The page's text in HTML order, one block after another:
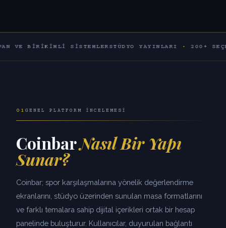
SISTEMLERSTÜDYO YAYINLARI·200+ SEÇENEK
01 GENEL PLATFORM İNCELEMESI
CoinbarNasıl Bir Yapı
Sunar?
Coinbar; spor karşılaşmalarına yönelik değerlendirme
ekranlarını, stüdyo üzerinden sunulan masa formatlarını
ve farklı temalara sahip dijital içerikleri ortak bir hesap
panelinde buluşturur. Kullanıcılar, duyurulan bağlantı